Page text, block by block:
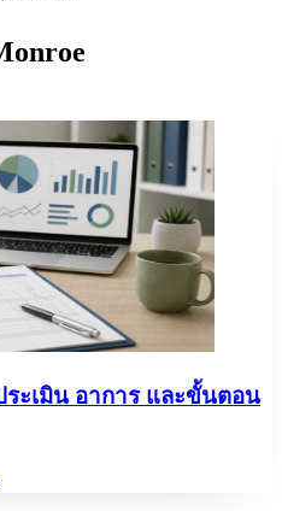
ะเมิน อาการ และขั้นตอน